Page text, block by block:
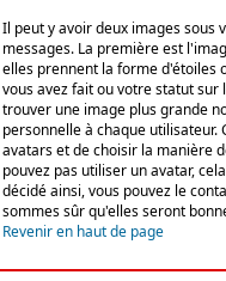
Il peut y avoir deux images sous
messages. La première est
elles prennent la forme d'étoiles
vous avez fait ou votre statut sur
trouver une image plus grande
personnelle à chaque
avatars et de choisir la manière
pouvez pas utiliser un avatar,
décidé ainsi, vous pouvez le
sommes sûr qu'elles seront
Revenir en haut de page